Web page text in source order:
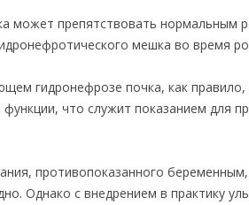
может препятствовать нормальным
мешка во время
гидронефрозе почка, как правило,
что служит показанием для
противопоказанного беременным,
Однако с внедрением в практику